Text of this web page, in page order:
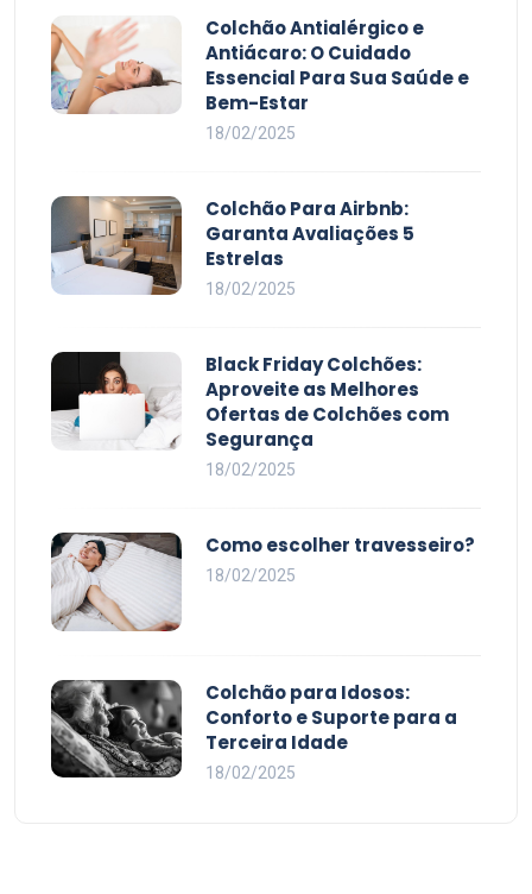
Colchão Antialérgico e
Antiácaro: O Cuidado
Essencial Para Sua Saúde e
Bem-Estar
18/02/2025
Colchão Para Airbnb:
Garanta Avaliações 5
Estrelas
18/02/2025
Black Friday Colchões:
Aproveite as Melhores
Ofertas de Colchões com
Segurança
18/02/2025
Como escolher travesseiro?
18/02/2025
Colchão para Idosos:
Conforto e Suporte para a
Terceira Idade
18/02/2025